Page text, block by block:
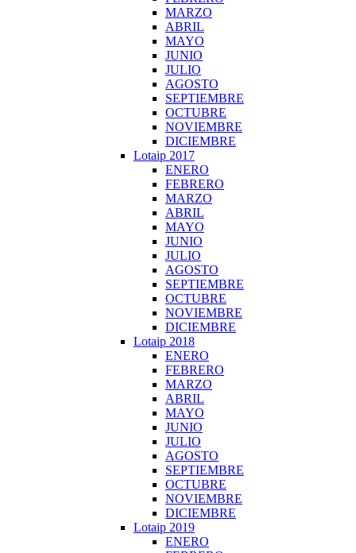
MARZO
ABRIL
MAYO
JUNIO
JULIO
AGOSTO
SEPTIEMBRE
OCTUBRE
NOVIEMBRE
DICIEMBRE
Lotaip 2017
ENERO
FEBRERO
MARZO
ABRIL
MAYO
JUNIO
JULIO
AGOSTO
SEPTIEMBRE
OCTUBRE
NOVIEMBRE
DICIEMBRE
Lotaip 2018
ENERO
FEBRERO
MARZO
ABRIL
MAYO
JUNIO
JULIO
AGOSTO
SEPTIEMBRE
OCTUBRE
NOVIEMBRE
DICIEMBRE
Lotaip 2019
ENERO